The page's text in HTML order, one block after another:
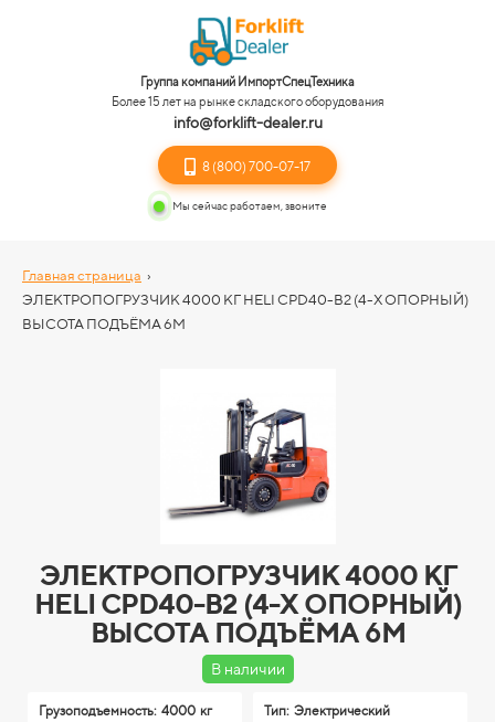
Группа компаний ИмпортСпецТехника
Более 15 лет на рынке складского оборудования
info@forklift-dealer.ru
8 (800) 700-07-17
Мы сейчас работаем, звоните
Главная страница ›
ЭЛЕКТРОПОГРУЗЧИК 4000 КГ HELI CPD40-B2 (4-Х ОПОРНЫЙ)
ВЫСОТА ПОДЪЁМА 6М
ЭЛЕКТРОПОГРУЗЧИК 4000 КГ
HELI CPD40-B2 (4-Х ОПОРНЫЙ)
ВЫСОТА ПОДЪЁМА 6М
В наличии
Грузоподъемность: 4000 кг Тип: Электрический